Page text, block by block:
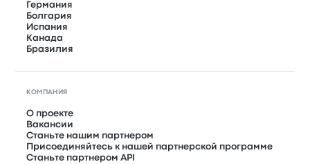
Германия
Болгария
Испания
Канада
Бразилия
КОМПАНИЯ
О проекте
Вакансии
Станьте нашим партнером
Присоединяйтесь к нашей партнерской программе
Станьте партнером API